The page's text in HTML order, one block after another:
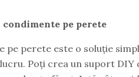
pe perete
perete este o soluție
Poți crea un suport DIY